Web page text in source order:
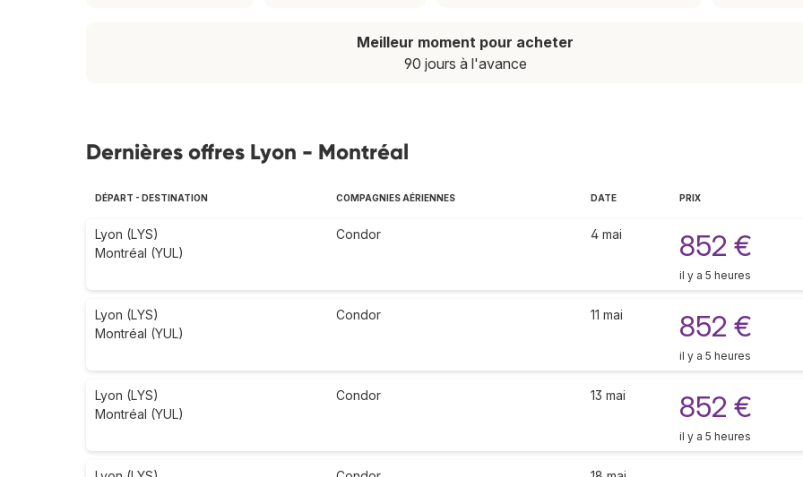
Meilleur moment pour acheter
90 jours à l'avance
Dernières offres Lyon - Montréal
DÉPART - DESTINATION COMPAGNIES AÉRIENNES DATE PRIX
Lyon (LYS)
Montréal (YUL)
Condor 4 mai 852 €
il y a 5 heures
Lyon (LYS)
Montréal (YUL)
Condor 11 mai 852 €
il y a 5 heures
Lyon (LYS)
Montréal (YUL)
Condor 13 mai 852 €
il y a 5 heures